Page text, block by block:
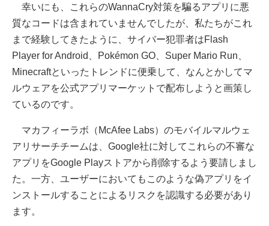
幸いにも、これらのWannaCry対策を騙るアプリに悪
質なコードは含まれていませんでしたが、私たちがこれ
まで経験してきたように、サイバー犯罪者はFlash
Player for Android、Pokémon GO、Super Mario Run、
Minecraftといったトレンドに便乗して、なんとかしてマ
ルウェアを公式アプリマーケットで配布しようと画策し
ているのです。
マカフィーラボ（McAfee Labs）のモバイルマルウェ
アリサーチチームは、Google社に対してこれらの不審な
アプリをGoogle Playストアから削除するよう要請しまし
た。一方、ユーザーにおいてもこのような偽アプリをイ
ンストールすることによるリスクを認識する必要があり
ます。